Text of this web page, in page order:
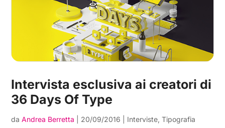
Intervista esclusiva ai creatori di
36 Days Of Type
daAndrea Berretta 20/09/2016 Interviste,Tipografia